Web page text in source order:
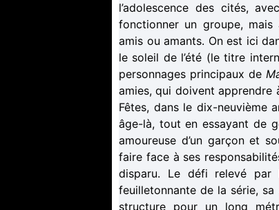
l’adolescence des cités,
fonctionner un groupe,
amis ou amants. On est ici
le soleil de l’été (le titre
personnages principaux de
amies, qui doivent apprendre
Fêtes, dans le dix-neuvième
âge-là, tout en essayant de
amoureuse d’un garçon et
faire face à ses
disparu. Le défi relevé par
feuilletonnante de la série,
structure pour un long